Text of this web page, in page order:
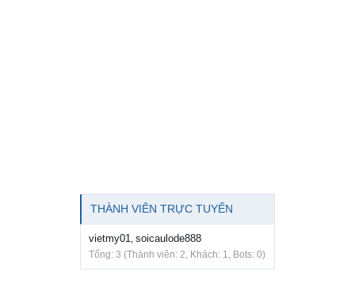
THÀNH VIÊN TRỰC TUYẾN
vietmy01 soicaulode888
Tổng: 3 (Thành viên: 2, Khách: 1, Bots: 0)